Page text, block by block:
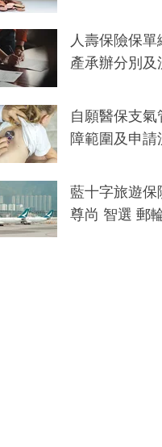
人壽保險保
產承辦分別及
自願醫保支
障範圍及申請
藍十字旅遊保
尊尚 智選 郵